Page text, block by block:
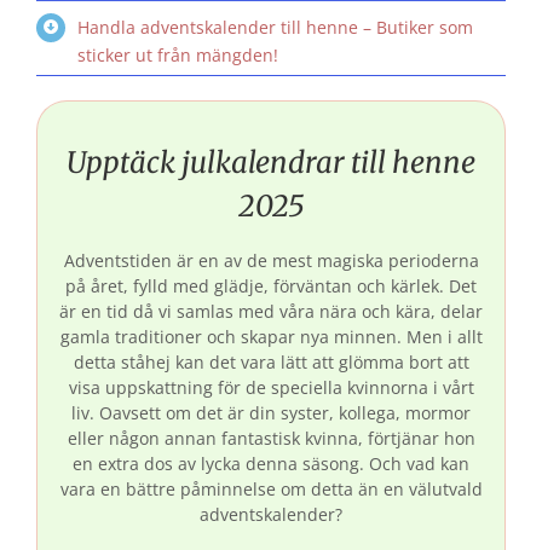
Handla adventskalender till henne – Butiker som
sticker ut från mängden!
Upptäck julkalendrar till henne
2025
Adventstiden är en av de mest magiska perioderna
på året, fylld med glädje, förväntan och kärlek. Det
är en tid då vi samlas med våra nära och kära, delar
gamla traditioner och skapar nya minnen. Men i allt
detta ståhej kan det vara lätt att glömma bort att
visa uppskattning för de speciella kvinnorna i vårt
liv. Oavsett om det är din syster, kollega, mormor
eller någon annan fantastisk kvinna, förtjänar hon
en extra dos av lycka denna säsong. Och vad kan
vara en bättre påminnelse om detta än en välutvald
adventskalender?